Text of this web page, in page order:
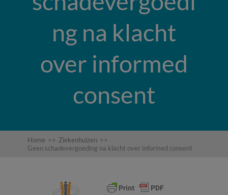
ng na klacht
over informed
consent
Home >> Ziekenhuizen >>
Geen schadevergoeding na klacht over informed consent